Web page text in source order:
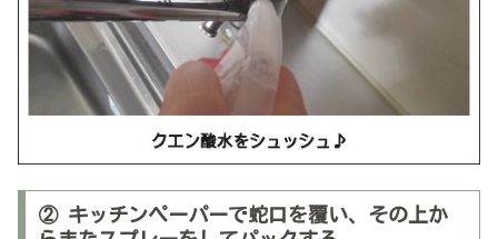
② キッチンペーパーで蛇口を覆い、その上か